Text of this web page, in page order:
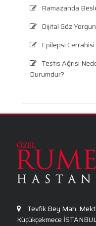
Ramazanda
Dijital Göz
Epilepsi
Testis Ağrısı
Durumdur?
Aronya
Kalp Ritim
Anksiyete
ve Etkili Tedavi
Tevfik Bey Mah.
Küçükçekmece